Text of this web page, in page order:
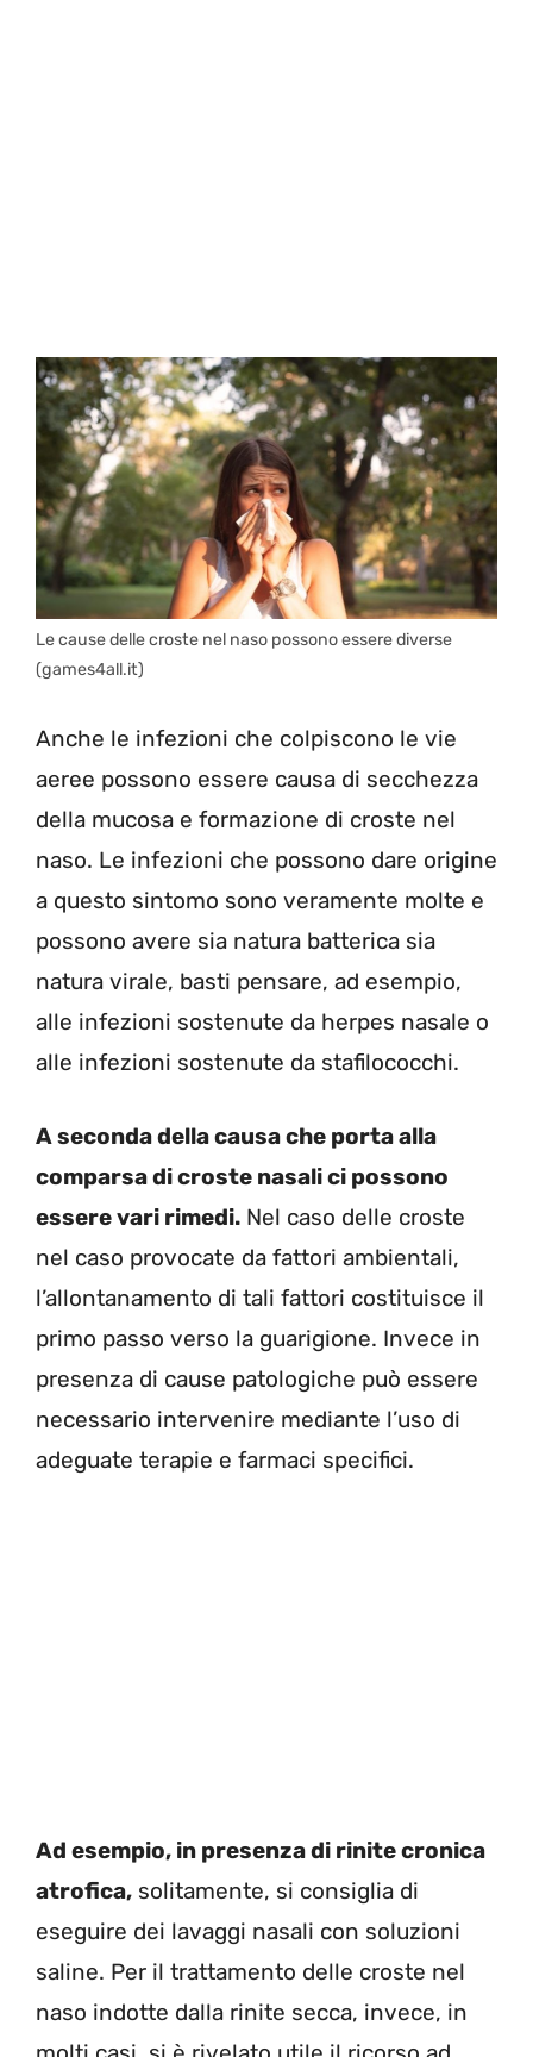
Le cause delle croste nel naso possono essere diverse
(games4all.it)
Anche le infezioni che colpiscono le vie
aeree possono essere causa di secchezza
della mucosa e formazione di croste nel
naso. Le infezioni che possono dare origine
a questo sintomo sono veramente molte e
possono avere sia natura batterica sia
natura virale, basti pensare, ad esempio,
alle infezioni sostenute da herpes nasale o
alle infezioni sostenute da stafilococchi.
A seconda della causa che porta alla
comparsa di croste nasali ci possono
essere vari rimedi. Nel caso delle croste
nel caso provocate da fattori ambientali,
l’allontanamento di tali fattori costituisce il
primo passo verso la guarigione. Invece in
presenza di cause patologiche può essere
necessario intervenire mediante l’uso di
adeguate terapie e farmaci specifici.
Ad esempio, in presenza di rinite cronica
atrofica, solitamente, si consiglia di
eseguire dei lavaggi nasali con soluzioni
saline. Per il trattamento delle croste nel
naso indotte dalla rinite secca, invece, in